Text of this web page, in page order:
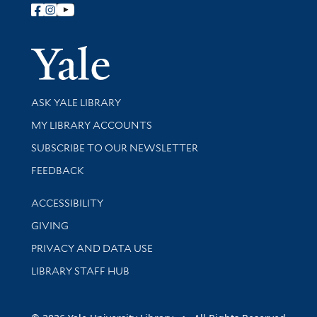
Follow Yale Library
Yale
Library Services
ASK YALE LIBRARY
Get research help and support
MY LIBRARY ACCOUNTS
SUBSCRIBE TO OUR NEWSLETTER
Stay updated with library news and events
FEEDBACK
Library Information
ACCESSIBILITY
GIVING
PRIVACY AND DATA USE
LIBRARY STAFF HUB